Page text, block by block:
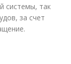
системы, так
за счет